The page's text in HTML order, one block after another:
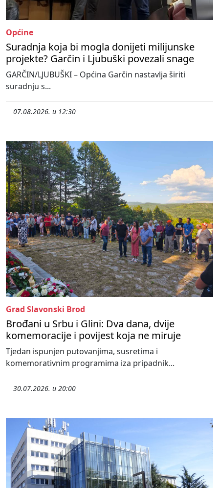
Općine
Suradnja koja bi mogla donijeti milijunske
projekte? Garčin i Ljubuški povezali snage
GARČIN/LJUBUŠKI – Općina Garčin nastavlja širiti
suradnju s...
07.08.2026. u 12:30
Grad Slavonski Brod
Brođani u Srbu i Glini: Dva dana, dvije
komemoracije i povijest koja ne miruje
Tjedan ispunjen putovanjima, susretima i
komemorativnim programima iza pripadnik...
30.07.2026. u 20:00